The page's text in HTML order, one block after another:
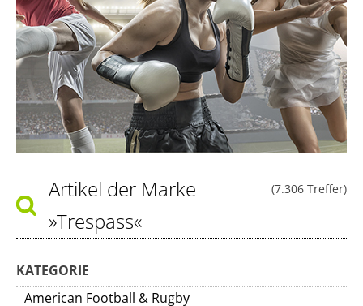
(7.306 Treffer)
Artikel der Marke
»Trespass«
KATEGORIE
American Football & Rugby